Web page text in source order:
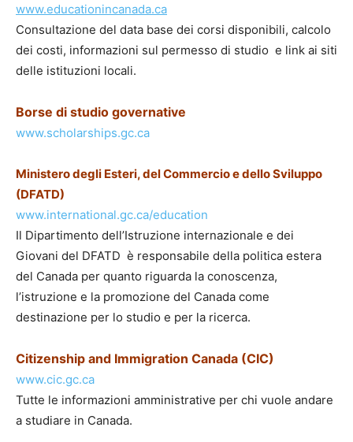
www.educationincanada.ca
Consultazione del data base dei corsi disponibili, calcolo
dei costi, informazioni sul permesso di studio e link ai siti
delle istituzioni locali.
Borse di studio governative
www.scholarships.gc.ca
Ministero degli Esteri, del Commercio e dello Sviluppo
(DFATD)
www.international.gc.ca/education
Il Dipartimento dell’Istruzione internazionale e dei
Giovani del DFATD è responsabile della politica estera
del Canada per quanto riguarda la conoscenza,
l’istruzione e la promozione del Canada come
destinazione per lo studio e per la ricerca.
Citizenship and Immigration Canada (CIC)
www.cic.gc.ca
Tutte le informazioni amministrative per chi vuole andare
a studiare in Canada.